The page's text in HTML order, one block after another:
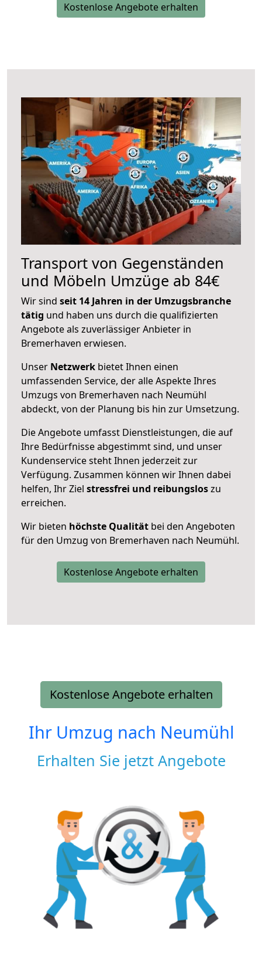
Kostenlose Angebote erhalten
Transport von Gegenständen
und Möbeln Umzüge ab 84€
Wir sind seit 14 Jahren in der Umzugsbranche
tätig und haben uns durch die qualifizierten
Angebote als zuverlässiger Anbieter in
Bremerhaven erwiesen.
Unser Netzwerk bietet Ihnen einen
umfassenden Service, der alle Aspekte Ihres
Umzugs von Bremerhaven nach Neumühl
abdeckt, von der Planung bis hin zur Umsetzung.
Die Angebote umfasst Dienstleistungen, die auf
Ihre Bedürfnisse abgestimmt sind, und unser
Kundenservice steht Ihnen jederzeit zur
Verfügung. Zusammen können wir Ihnen dabei
helfen, Ihr Ziel stressfrei und reibungsloszu
erreichen.
Wir bieten höchste Qualität bei den Angeboten
für den Umzug von Bremerhaven nach Neumühl.
Kostenlose Angebote erhalten
Kostenlose Angebote erhalten
Ihr Umzug nach Neumühl
Erhalten Sie jetzt Angebote